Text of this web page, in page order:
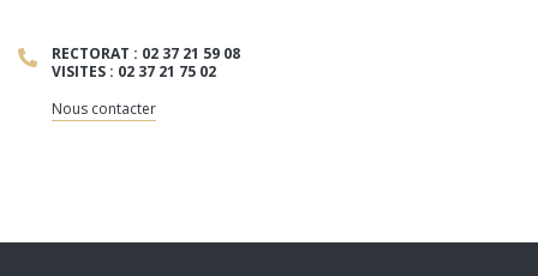
RECTORAT : 02 37 21 59 08
VISITES : 02 37 21 75 02
Nous contacter